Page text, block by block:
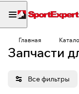
Главная
Запчасти
Все фильтры